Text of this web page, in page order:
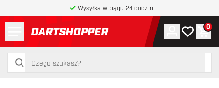
Wysyłka w ciągu 24 godzin
powrót do strony głównej
szukaj
szukaj
Konto
Moja lista
0